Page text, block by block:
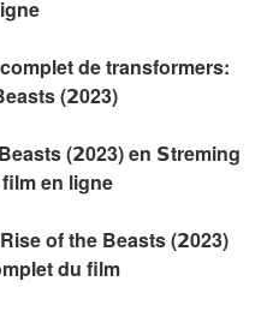
de transformers:
(𝟮023)
(𝟮023) en 𝗦treming
en ligne
of the Beasts (𝟮023)
du film